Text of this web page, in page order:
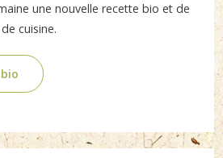
une nouvelle recette bio et de
cuisine.